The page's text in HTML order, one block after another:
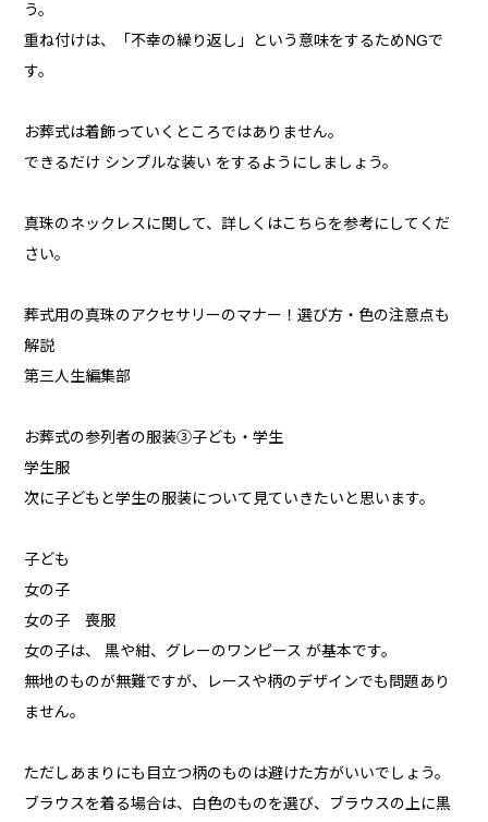
う。
重ね付けは、「不幸の繰り返し」という意味をするためNGで
す。
お葬式は着飾っていくところではありません。
できるだけ シンプルな装い をするようにしましょう。
真珠のネックレスに関して、詳しくはこちらを参考にしてくだ
さい。
葬式用の真珠のアクセサリーのマナー！選び方・色の注意点も
解説
第三人生編集部
お葬式の参列者の服装③子ども・学生
学生服
次に子どもと学生の服装について見ていきたいと思います。
子ども
女の子
女の子 喪服
女の子は、 黒や紺、グレーのワンピース が基本です。
無地のものが無難ですが、レースや柄のデザインでも問題あり
ません。
ただしあまりにも目立つ柄のものは避けた方がいいでしょう。
ブラウスを着る場合は、白色のものを選び、ブラウスの上に黒